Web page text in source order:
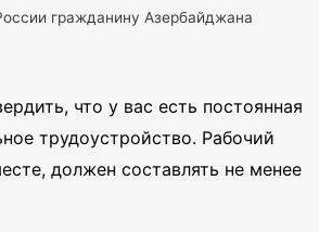
гражданину Азербайджана
что у вас есть постоянная
трудоустройство. Рабочий
должен составлять не менее